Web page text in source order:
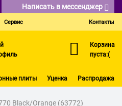
Написать в мессенджер
Сервис Контакты
Корзина
пуста:(
плиты Уценка Распродажа
Black/Orange (63772)